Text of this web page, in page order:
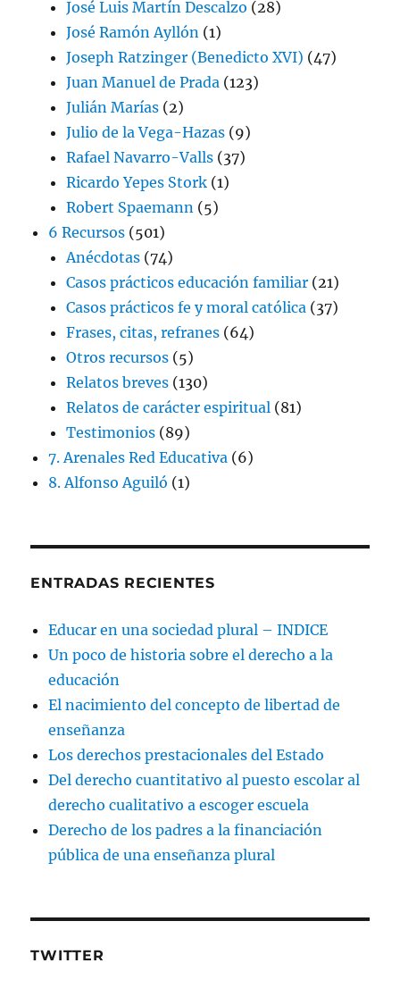
José Luis Martín Descalzo (28)
José Ramón Ayllón (1)
Joseph Ratzinger (Benedicto XVI) (47)
Juan Manuel de Prada (123)
Julián Marías (2)
Julio de la Vega-Hazas (9)
Rafael Navarro-Valls (37)
Ricardo Yepes Stork (1)
Robert Spaemann (5)
6 Recursos (501)
Anécdotas (74)
Casos prácticos educación familiar (21)
Casos prácticos fe y moral católica (37)
Frases, citas, refranes (64)
Otros recursos (5)
Relatos breves (130)
Relatos de carácter espiritual (81)
Testimonios (89)
7. Arenales Red Educativa (6)
8. Alfonso Aguiló (1)
ENTRADAS RECIENTES
Educar en una sociedad plural – INDICE
Un poco de historia sobre el derecho a la
educación
El nacimiento del concepto de libertad de
enseñanza
Los derechos prestacionales del Estado
Del derecho cuantitativo al puesto escolar al
derecho cualitativo a escoger escuela
Derecho de los padres a la financiación
pública de una enseñanza plural
TWITTER